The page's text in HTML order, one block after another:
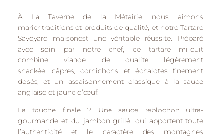
À La Taverne de la Métairie, nous aimons
mariertraditions et produits de qualité, et notreTartare
Savoyard maisonest une véritable réussite. Préparé
avec soin par notre chef, ce tartare mi-cuit
combineviande de qualité légèrement
snackée,câpres, cornichons et échalotes finement
dosés, et un assaisonnement classique à la sauce
anglaise et jaune d’œuf.
La touche finale ? Unesauce reblochon ultra-
gourmandeet du jambon grillé, qui apportent toute
l’authenticité et le caractère des montagnes